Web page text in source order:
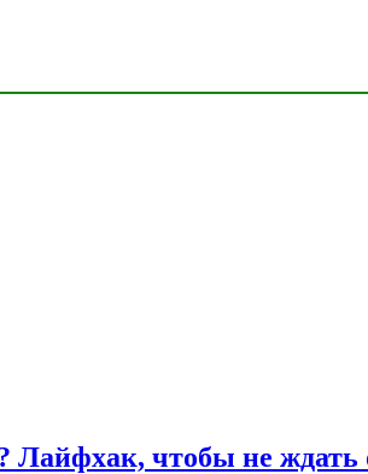
Лайфхак, чтобы не ждать